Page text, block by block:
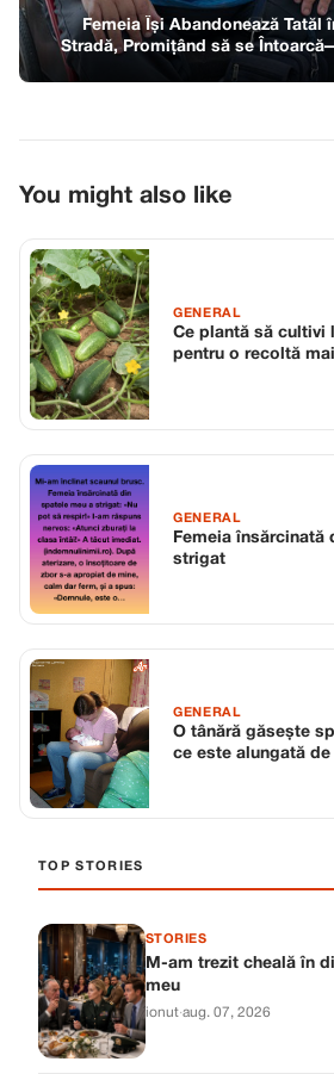
Femeia Își Abandonează Tatăl
Stradă, Promițând să se
You might also like
GENERAL
Ce plantă să cultivi
pentru o recoltă
GENERAL
Femeia însărcinată
strigat
GENERAL
O tânără găsește
ce este alungată
TOP STORIES
STORIES
M-am trezit cheală în
meu
ionut·aug. 07, 2026